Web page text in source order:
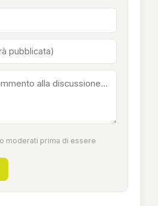
moderati prima di essere